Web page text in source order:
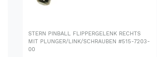
STERN PINBALL FLIPPERGELENK RECHTS
MIT PLUNGER/LINK/SCHRAUBEN #515-7203-
00